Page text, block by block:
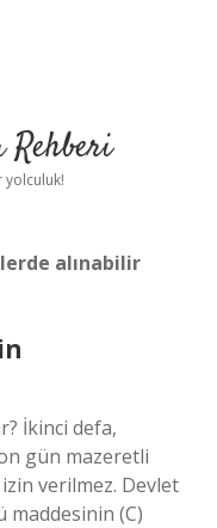
Rehberi
alınabilir
İkinci defa,
gün mazeretli
verilmez. Devlet
maddesinin (C)